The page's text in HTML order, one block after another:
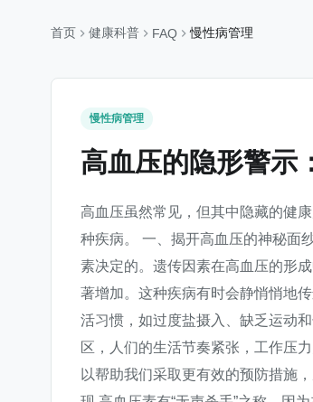
首页 健康科普 FAQ 慢性病管理
慢性病管理
高血压的隐形警示
高血压虽然常见，但其中隐藏的健
种疾病。 一、揭开高血压的神秘面
素决定的。遗传因素在高血压的形
著增加。这种疾病有时会静悄悄地
活习惯，如过度盐摄入、缺乏运动
区，人们的生活节奏紧张，工作压
以帮助我们采取更有效的预防措施